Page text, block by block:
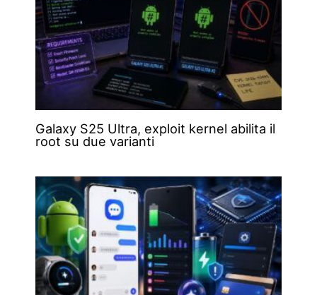
Galaxy S25 Ultra, exploit kernel abilita il
root su due varianti